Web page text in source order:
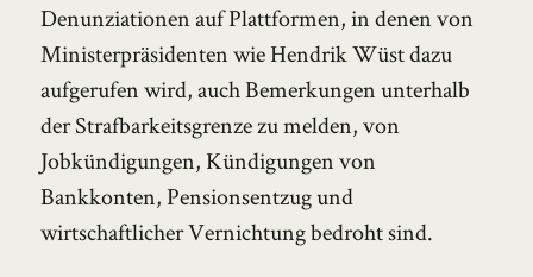
Denunziationen auf Plattformen, in denen von
Ministerpräsidenten wie Hendrik Wüst dazu
aufgerufen wird, auch Bemerkungen unterhalb
der Strafbarkeitsgrenze zu melden, von
Jobkündigungen, Kündigungen von
Bankkonten, Pensionsentzug und
wirtschaftlicher Vernichtung bedroht sind.